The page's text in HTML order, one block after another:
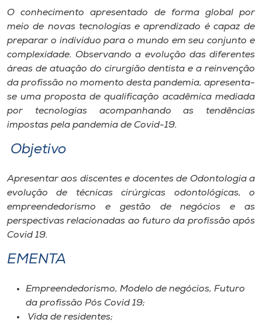
Selecione
o idioma
A-
O conhecimento apresentado de forma global por
meio de novas tecnologias e aprendizado é capaz de
preparar o indivíduo para o mundo em seu conjunto e
complexidade. Observando a evolução das diferentes
áreas de atuação do cirurgião dentista e a reinvenção
da profissão no momento desta pandemia, apresenta-
se uma proposta de qualificação acadêmica mediada
por tecnologias acompanhando as tendências
impostas pela pandemia de Covid-19.
Objetivo
Apresentar aos discentes e docentes de Odontologia a
evolução de técnicas cirúrgicas odontológicas, o
empreendedorismo e gestão de negócios e as
perspectivas relacionadas ao futuro da profissão após
Covid 19.
EMENTA
Empreendedorismo, Modelo de negócios, Futuro
da profissão Pós Covid 19;
Vida de residentes;